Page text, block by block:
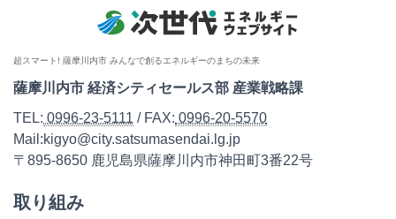
超スマート! 薩摩川内市 みんなで創るエネルギーのまちの未来
薩摩川内市 経済シティセールス部 産業戦略課
TEL: 0996-23-5111 / FAX: 0996-20-5570
Mail:kigyo@city.satsumasendai.lg.jp
〒895-8650 鹿児島県薩摩川内市神田町3番22号
取り組み